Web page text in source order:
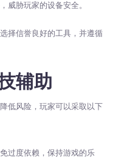
威胁玩家的设备安全。
择信誉良好的工具，并遵循
辅助
低风险，玩家可以采取以下
过度依赖，保持游戏的乐